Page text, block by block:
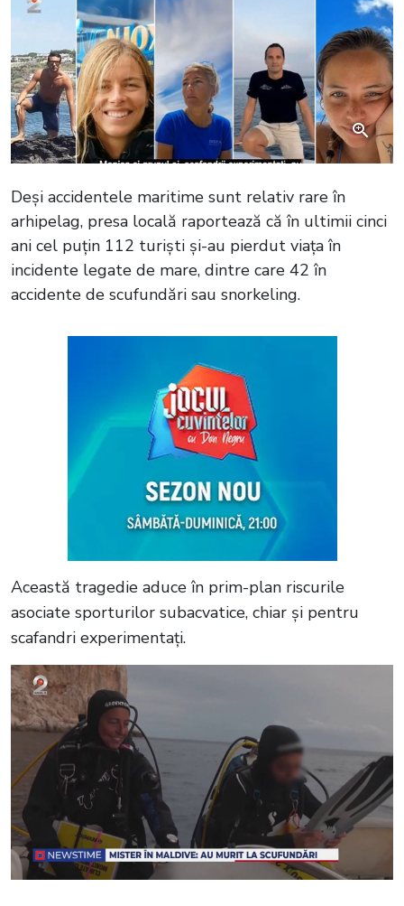
Deși accidentele maritime sunt relativ rare în
arhipelag, presa locală raportează că în ultimii cinci
ani cel puțin 112 turiști și-au pierdut viața în
incidente legate de mare, dintre care 42 în
accidente de scufundări sau snorkeling.
Această tragedie aduce în prim-plan riscurile
asociate sporturilor subacvatice, chiar și pentru
scafandri experimentați.